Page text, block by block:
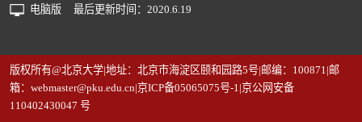
电脑版
最后更新时间： 2020.6.19
版权所有@北京大学|地址：北京市海淀区颐和园路5号|邮编：100871|邮
箱：webmaster@pku.edu.cn|京ICP备05065075号-1|京公网安备
110402430047 号